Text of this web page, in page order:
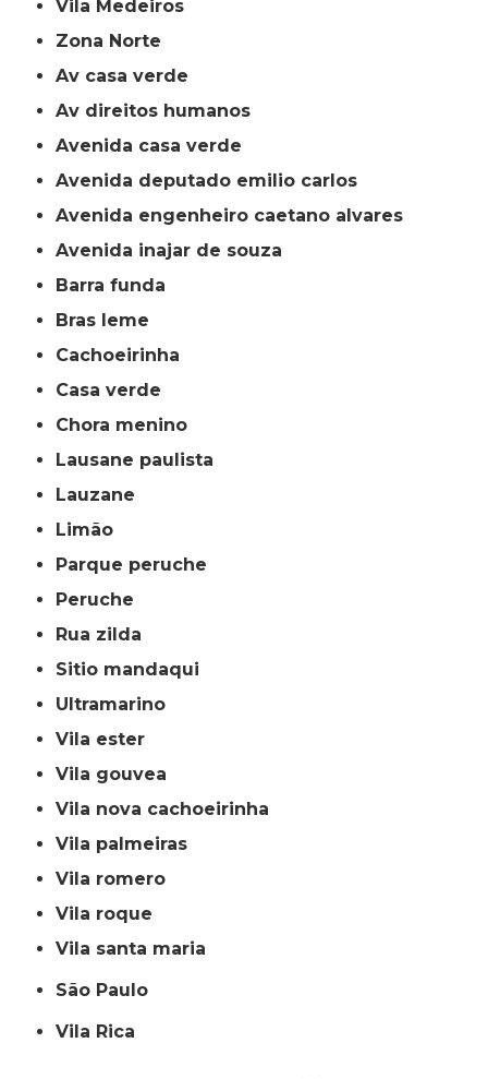
Vila Medeiros
Zona Norte
av casa verde
av direitos humanos
avenida casa verde
avenida deputado emilio carlos
avenida engenheiro caetano alvares
avenida inajar de souza
barra funda
bras leme
cachoeirinha
casa verde
chora menino
lausane paulista
lauzane
limão
parque peruche
peruche
rua zilda
sitio mandaqui
ultramarino
vila ester
vila gouvea
vila nova cachoeirinha
vila palmeiras
vila romero
vila roque
vila santa maria
São Paulo
Vila Rica